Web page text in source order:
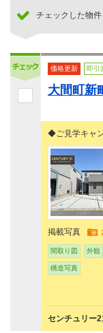
チェックした物件
価格更新 即引
大間町新
◆ご見学キャ
掲載写真
間取り図 外観
構造写真
センチュリー